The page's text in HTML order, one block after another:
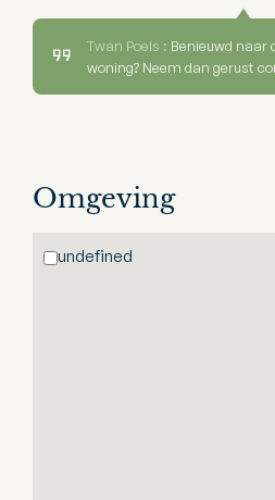
Twan Poels : Benieuwd naar
woning? Neem dan gerust
Omgeving
undefined